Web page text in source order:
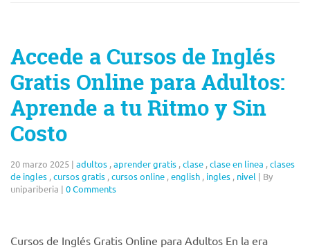
Accede a Cursos de Inglés
Gratis Online para Adultos:
Aprende a tu Ritmo y Sin
Costo
20 marzo 2025 | adultos ,aprender gratis ,clase ,clase en linea ,clases
de ingles ,cursos gratis ,cursos online ,english , ingles , nivel | By
unipariberia | 0 Comments
Cursos de Inglés Gratis Online para Adultos En la era